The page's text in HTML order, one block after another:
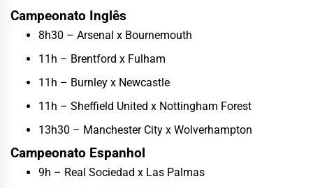
Campeonato Inglês
8h30 – Arsenal x Bournemouth
11h – Brentford x Fulham
11h – Burnley x Newcastle
11h – Sheffield United x Nottingham Forest
13h30 – Manchester City x Wolverhampton
Campeonato Espanhol
9h – Real Sociedad x Las Palmas